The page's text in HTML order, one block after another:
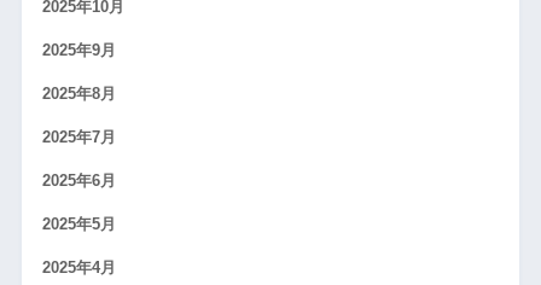
2025年10月
2025年9月
2025年8月
2025年7月
2025年6月
2025年5月
2025年4月